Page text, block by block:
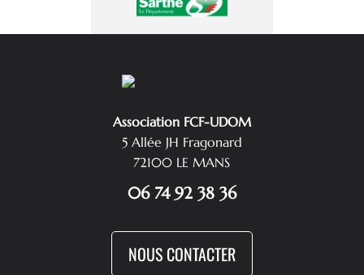
Association FCF-UDOM
5 Allée JH Fragonard
72100 LE MANS
06 74 92 38 36
NOUS CONTACTER